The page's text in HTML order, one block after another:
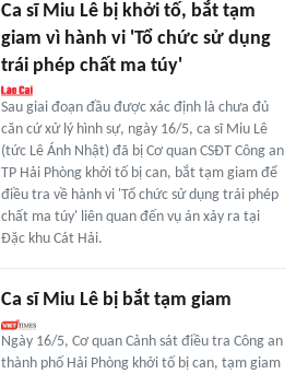
Ca sĩ Miu Lê bị khởi tố, bắt tạm
giam vì hành vi 'Tổ chức sử dụng
trái phép chất ma túy'
Sau giai đoạn đầu được xác định là chưa đủ
căn cứ xử lý hình sự, ngày 16/5, ca sĩ Miu Lê
(tức Lê Ánh Nhật) đã bị Cơ quan CSĐT Công an
TP Hải Phòng khởi tố bị can, bắt tạm giam để
điều tra về hành vi 'Tổ chức sử dụng trái phép
chất ma túy' liên quan đến vụ án xảy ra tại
Đặc khu Cát Hải.
Ca sĩ Miu Lê bị bắt tạm giam
Ngày 16/5, Cơ quan Cảnh sát điều tra Công an
thành phố Hải Phòng khởi tố bị can, tạm giam